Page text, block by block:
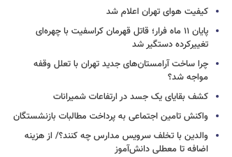
کیفیت هوای تهران اعلام شد
پایان ۱۱ ماه فرار؛ قاتل قهرمان کراسفیت با چهره‌ای
تغییرکرده دستگیر شد
چرا ساخت آرامستان‌های جدید تهران با تعلل وقفه
مواجه شد؟
کشف بقایای یک جسد در ارتفاعات شمیرانات
واکنش تامین اجتماعی به پرداخت مطالبات بازنشستگان
والدین با تخلف سرویس مدارس چه کنند؟/ از هزینه
اضافه تا معطلی دانش‌آموز